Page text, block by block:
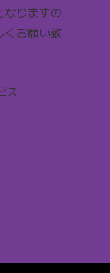
なりますの
くお願い致
ス